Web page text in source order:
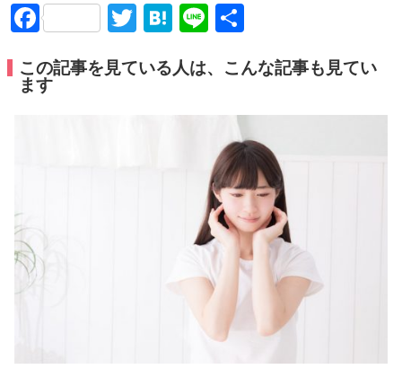
FacebookTwitter
Hatena
Line
この記事を見ている人は、こんな記事も見てい
ます